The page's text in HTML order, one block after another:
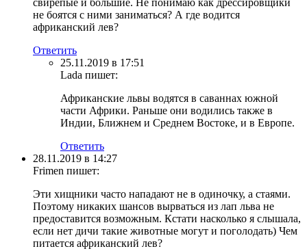
свирепые и большие. Не понимаю как дрессировщики
не боятся с ними заниматься? А где водится
африканский лев?
Ответить
25.11.2019 в 17:51
Lada пишет:
Африканские львы водятся в саваннах южной
части Африки. Раньше они водились также в
Индии, Ближнем и Среднем Востоке, и в Европе.
Ответить
28.11.2019 в 14:27
Frimen пишет:
Эти хищники часто нападают не в одиночку, а стаями.
Поэтому никаких шансов вырваться из лап льва не
предоставится возможным. Кстати насколько я слышала,
если нет дичи такие животные могут и поголодать) Чем
питается африканский лев?